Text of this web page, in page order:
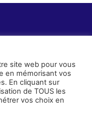
site web pour vous
en mémorisant vos
En cliquant sur
de TOUS les
vos choix en